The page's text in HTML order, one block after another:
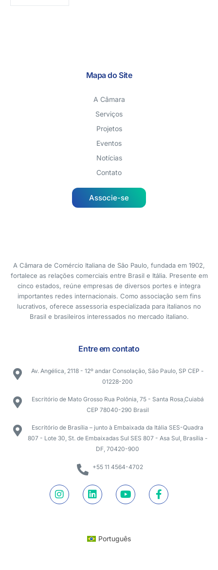
Mapa do Site
A Câmara
Serviços
Projetos
Eventos
Notícias
Contato
Associe-se
A Câmara de Comércio Italiana de São Paulo, fundada em 1902,
fortalece as relações comerciais entre Brasil e Itália. Presente em
cinco estados, reúne empresas de diversos portes e integra
importantes redes internacionais. Como associação sem fins
lucrativos, oferece assessoria especializada para italianos no
Brasil e brasileiros interessados no mercado italiano.
Entre em contato
Av. Angélica, 2118 - 12º andar Consolação, São Paulo, SP CEP -
01228-200
Escritório de Mato Grosso Rua Polônia, 75 - Santa Rosa,Cuiabá
CEP 78040-290 Brasil
Escritório de Brasília – junto à Embaixada da Itália SES-Quadra
807 - Lote 30, St. de Embaixadas Sul SES 807 - Asa Sul, Brasília -
DF, 70420-900
+55 11 4564-4702
Português